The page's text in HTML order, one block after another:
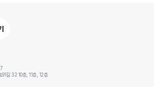
길 32 10층, 11층, 12층